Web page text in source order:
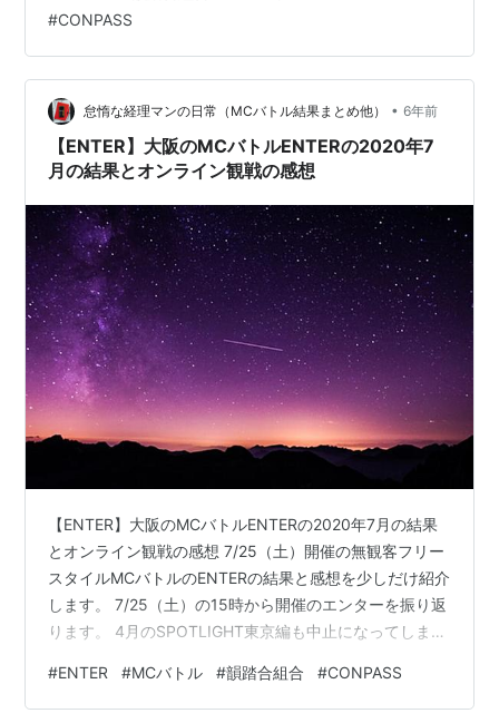
のようです。 9月5日に開催のENTERの結果まとめです。
【無観客フリースタイルMCバトル】韻踏合組合
presents ENTER 2020.09/05 ベスト32-…
#CONPASS
怠惰な経理マンの日常（MCバトル結果まとめ他） • 6年前
【ENTER】大阪のMCバトルENTERの2020年7
月の結果とオンライン観戦の感想
【ENTER】大阪のMCバトルENTERの2020年7月の結果
とオンライン観戦の感想 7/25（土）開催の無観客フリー
スタイルMCバトルのENTERの結果と感想を少しだけ紹介
します。 7/25（土）の15時から開催のエンターを振り返
ります。 4月のSPOTLIGHT東京編も中止になってしまっ
最後に感想動画を付けています。 チケットを買った話は
こちら www.finance-accounting-value.com 7/25（土）
#ENTER #MCバトル #韻踏合組合 #CONPASS